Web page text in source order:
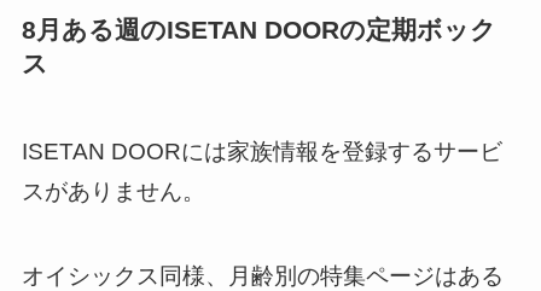
8月ある週のISETAN DOORの定期ボック
ス
ISETAN DOORには家族情報を登録するサービ
スがありません。
オイシックス同様、月齢別の特集ページはある